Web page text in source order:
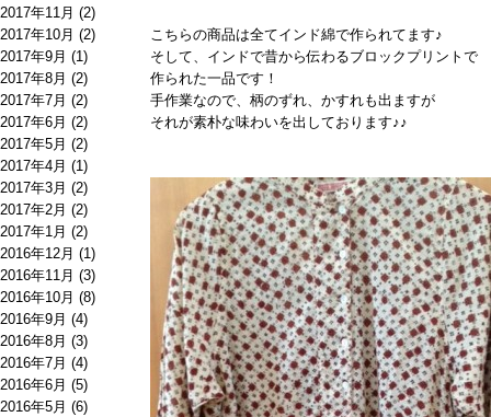
2017年11月 (2)
2017年10月 (2)
2017年9月 (1)
2017年8月 (2)
2017年7月 (2)
2017年6月 (2)
2017年5月 (2)
2017年4月 (1)
2017年3月 (2)
2017年2月 (2)
2017年1月 (2)
2016年12月 (1)
2016年11月 (3)
2016年10月 (8)
2016年9月 (4)
2016年8月 (3)
2016年7月 (4)
2016年6月 (5)
2016年5月 (6)
こちらの商品は全てインド綿で作られてます♪
そして、インドで昔から伝わるブロックプリントで
作られた一品です！
手作業なので、柄のずれ、かすれも出ますが
それが素朴な味わいを出しております♪♪